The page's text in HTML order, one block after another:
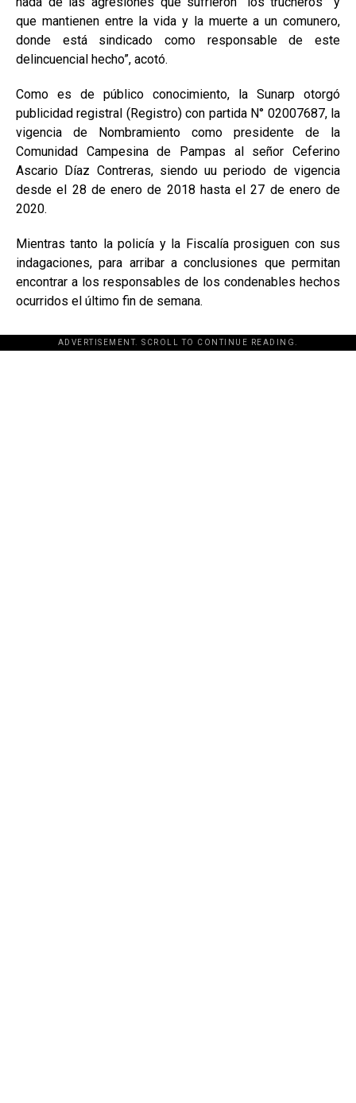
que mantienen entre la vida y la muerte a un comunero,
donde está sindicado como responsable de este
delincuencial hecho”, acotó.
Como es de público conocimiento, la Sunarp otorgó
publicidad registral (Registro) con partida N° 02007687, la
vigencia de Nombramiento como presidente de la
Comunidad Campesina de Pampas al señor Ceferino
Ascario Díaz Contreras, siendo uu periodo de vigencia
desde el 28 de enero de 2018 hasta el 27 de enero de
2020.
Mientras tanto la policía y la Fiscalía prosiguen con sus
indagaciones, para arribar a conclusiones que permitan
encontrar a los responsables de los condenables hechos
ocurridos el último fin de semana.
ADVERTISEMENT. SCROLL TO CONTINUE READING.